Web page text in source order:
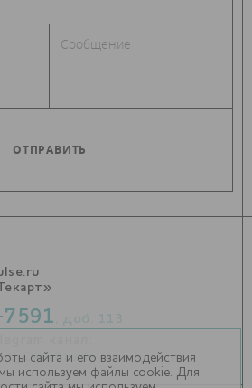
сайта и его взаимодействия
используем файлы cookie. Для